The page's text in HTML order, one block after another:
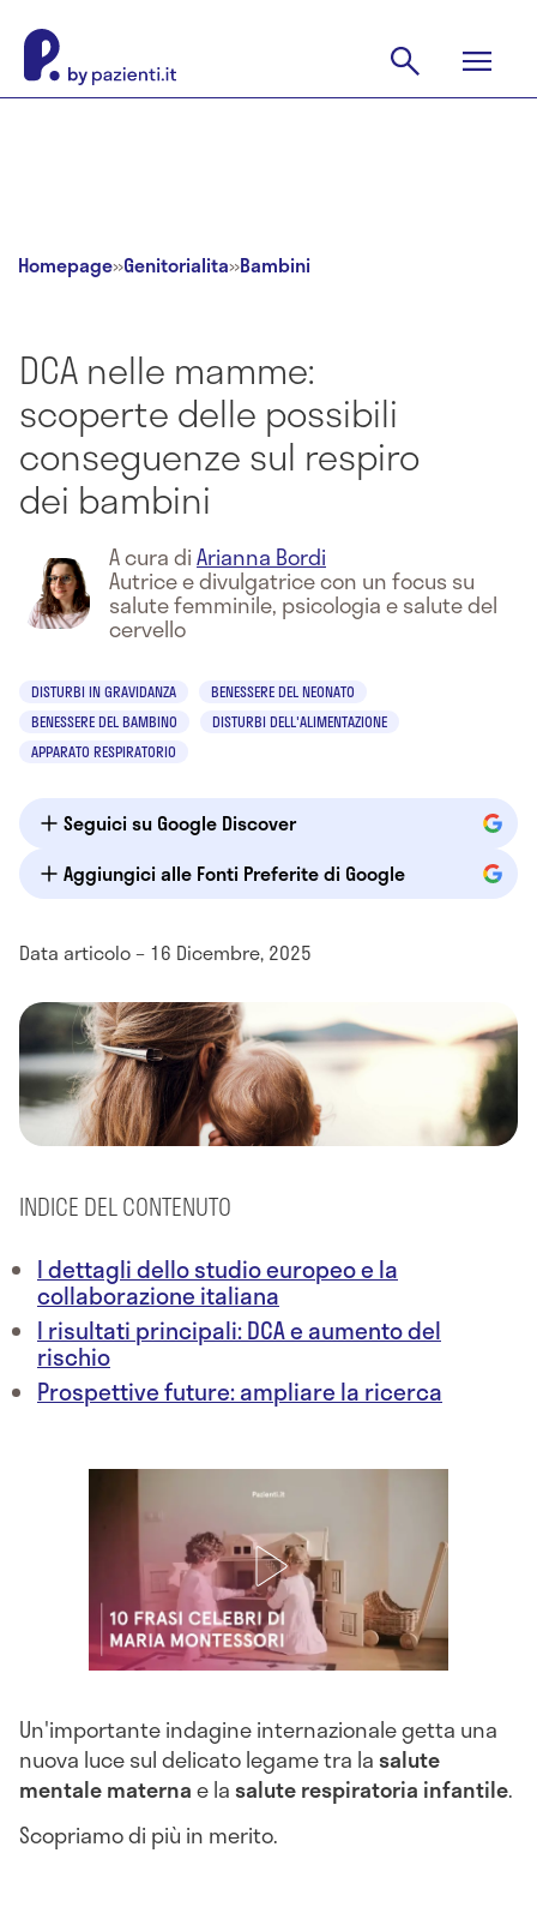
Homepage»Genitorialita»Bambini
DCA nelle mamme:
scoperte delle possibili
conseguenze sul respiro
dei bambini
A cura diArianna Bordi
Autrice e divulgatrice con un focus su
salute femminile, psicologia e salute del
cervello
DISTURBI IN GRAVIDANZA
BENESSERE DEL NEONATO
BENESSERE DEL BAMBINO
DISTURBI DELL'ALIMENTAZIONE
APPARATO RESPIRATORIO
Seguici su Google Discover
Aggiungici alle Fonti Preferite di Google
Data articolo – 16 Dicembre, 2025
INDICE DEL CONTENUTO
I dettagli dello studio europeo e la
collaborazione italiana
I risultati principali: DCA e aumento del
rischio
Prospettive future: ampliare la ricerca
Un'importante indagine internazionale getta una
nuova luce sul delicato legame tra lasalute
mentale maternae lasalute respiratoria infantile.
Scopriamo di più in merito.